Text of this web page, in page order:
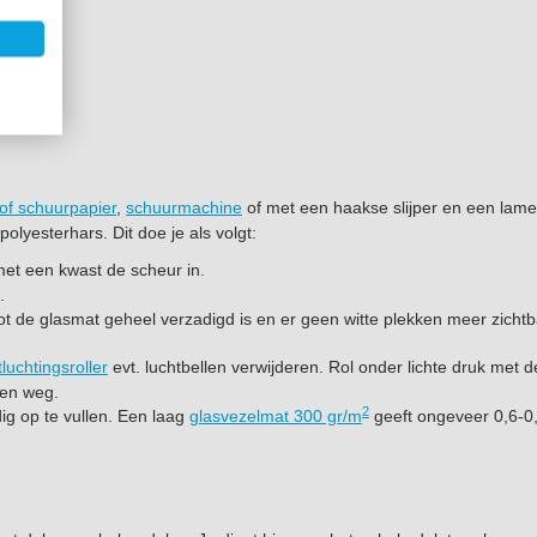
schuurpapier, schuurmachine of met een haakse slijper en een
Dit doe je als volgt:
een kwast de scheur in.
de glasmat geheel verzadigd is en er geen witte plekken meer
evt. luchtbellen verwijderen. Rol onder lichte druk met
weg.
op te vullen. Een laag glasvezelmat 300 gr/m2 geeft ongeveer 0,6-